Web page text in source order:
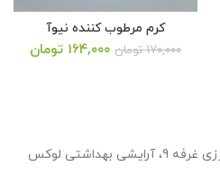
کرم مرطوب کننده نیوآ
۱۷۰,۰۰۰ تومان ۱۶۴,۰۰۰ تومان
قیمت
کرمانشاه، پاوه، نوسود بازارچه مرزی غرفه 9، آرایشی بهداشتی لوکس